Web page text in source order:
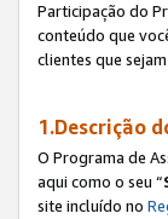
Participação do
conteúdo que
clientes que
1.Descrição
O Programa de
aqui como o seu “
site incluído no